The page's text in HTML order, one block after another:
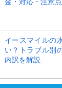
イースマイルの
い？トラブル別
内訳を解説